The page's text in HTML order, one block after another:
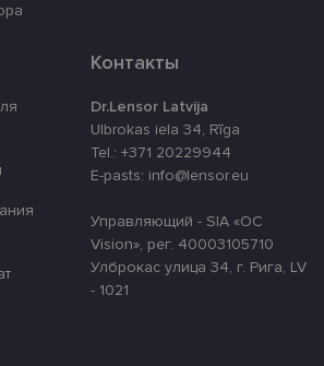
Контакты
Dr.Lensor Latvija
Ulbrokas iela 34, Rīga
Tel.: +371 20229944
E-pasts: info@lensor.eu
Управляющий - SIA «OC
Vision», рег. 40003105710
Улброкас улица 34, г. Рига, LV
- 1021
файлы «куки» позволяют
сайт не может использоваться
Провайдер /
Домен
Срок
действия
.lensor.eu
2 месяца
atcerētos
preferences
uz sīkdatņu
vietnē.